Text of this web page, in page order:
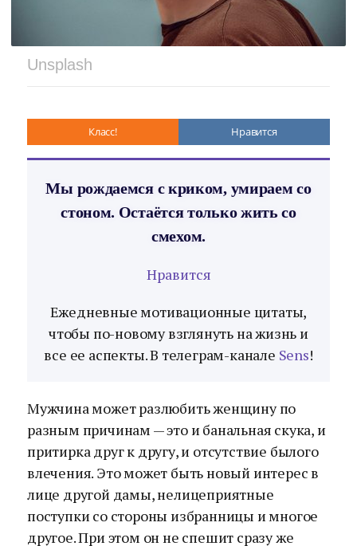
Unsplash
Класс! Нравится
Мы рождаемся с криком, умираем со
стоном. Остаётся только жить со
смехом.
Нравится
Ежедневные мотивационные цитаты,
чтобы по-новому взглянуть на жизнь и
все ее аспекты. В телеграм-канале Sens!
Мужчина может разлюбить женщину по
разным причинам — это и банальная скука, и
притирка друг к другу, и отсутствие былого
влечения. Это может быть новый интерес в
лице другой дамы, нелицеприятные
поступки со стороны избранницы и многое
другое. При этом он не спешит сразу же